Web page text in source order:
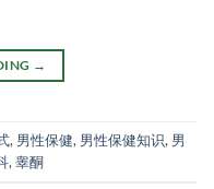
→
, 男性保健, 男性保健知识, 男
,睾酮